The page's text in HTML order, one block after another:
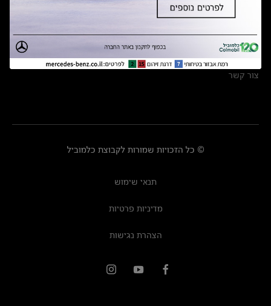
מצאו אותנו
אולמות תצוגה
מרכזי שירות
צור קשר
© כל הזכויות שמורות לקבוצת כלמוביל
תנאי שימוש
מדיניות פרטיות
הצהרת נגישות